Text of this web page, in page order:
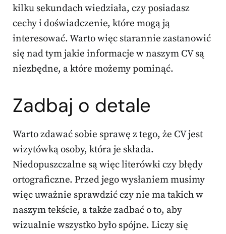
kilku sekundach wiedziała, czy posiadasz
cechy i doświadczenie, które mogą ją
interesować. Warto więc starannie zastanowić
się nad tym jakie informacje w naszym CV są
niezbędne, a które możemy pominąć.
Zadbaj o detale
Warto zdawać sobie sprawę z tego, że CV jest
wizytówką osoby, która je składa.
Niedopuszczalne są więc literówki czy błędy
ortograficzne. Przed jego wysłaniem musimy
więc uważnie sprawdzić czy nie ma takich w
naszym tekście, a także zadbać o to, aby
wizualnie wszystko było spójne. Liczy się